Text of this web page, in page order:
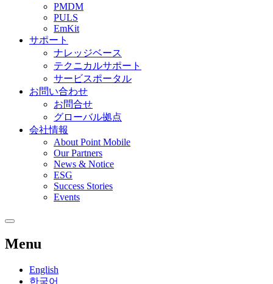
PMDM
PULS
EmKit
サポート
ナレッジベース
テクニカルサポート
サービスポータル
お問い合わせ
お問合せ
グローバル拠点
会社情報
About Point Mobile
Our Partners
News & Notice
ESG
Success Stories
Events
Menu
English
한국어